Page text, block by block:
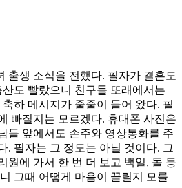
출생 소식을 전했다. 필자가 결혼도
도 빨랐으니 친구들 또래에서는
하 메시지가 줄줄이 들어 왔다. 필
빠질지는 모르겠다. 휴대폰 사진은
들 앞에서도 손주와 영상통화를 주
. 필자는 그 정도는 아닐 것이다. 그
원에 가서 한 번 더 보고 백일, 돌 등
그때 어떻게 마음이 끌릴지 모를